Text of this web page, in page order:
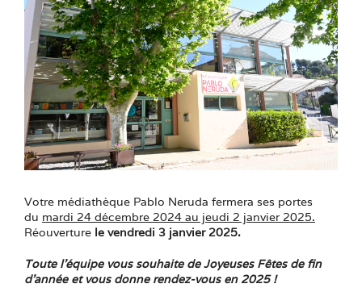
Votre médiathèque Pablo Neruda fermera ses portes
du mardi 24 décembre 2024 au jeudi 2 janvier 2025.
Réouverture le vendredi 3 janvier 2025.
Toute l’équipe vous souhaite de Joyeuses Fêtes de fin
d’année et vous donne rendez-vous en 2025 !